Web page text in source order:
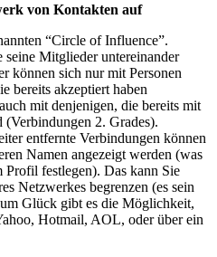
von Kontakten auf
“Circle of Influence”.
Mitglieder untereinander
können sich nur mit Personen
bereits akzeptiert haben
mit denjenigen, die bereits mit
(Verbindungen 2. Grades).
entfernte Verbindungen können
Namen angezeigt werden (was
festlegen). Das kann Sie
Netzwerkes begrenzen (es sein
Glück gibt es die Möglichkeit,
Hotmail, AOL, oder über ein